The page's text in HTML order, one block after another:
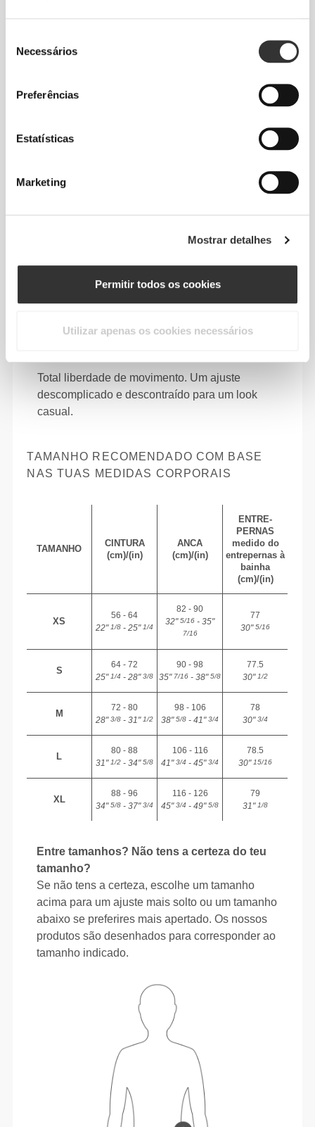
Necessários
Preferências
Estatísticas
Marketing
Mostrar detalhes
Permitir todos os cookies
Utilizar apenas os cookies necessários
A palavra de ordem é liberdade de movimento
Total liberdade de movimento. Um ajuste
descomplicado e descontraído para um look
casual.
TAMANHO RECOMENDADO COM BASE
NAS TUAS MEDIDAS CORPORAIS
TAMANHO
CINTURA
(cm)/(in)
ANCA
(cm)/(in)
ENTRE-
PERNAS
medido do
entrepernas à
bainha
(cm)/(in)
XS
56 - 64
22"1/8 - 25"1/4
82 - 90
32"5/16 - 35"
7/16
77
30"5/16
S
64 - 72
25"1/4 - 28"3/8
90 - 98
35"7/16 - 38"5/8
77.5
30"1/2
M
72 - 80
28"3/8 - 31"1/2
98 - 106
38"5/8 - 41"3/4
78
30"3/4
L
80 - 88
31"1/2 - 34"5/8
106 - 116
41"3/4 - 45"3/4
78.5
30"15/16
XL
88 - 96
34"5/8 - 37"3/4
116 - 126
45"3/4 - 49"5/8
79
31"1/8
Entre tamanhos? Não tens a certeza do teu
tamanho?
Se não tens a certeza, escolhe um tamanho
acima para um ajuste mais solto ou um tamanho
abaixo se preferires mais apertado. Os nossos
produtos são desenhados para corresponder ao
tamanho indicado.